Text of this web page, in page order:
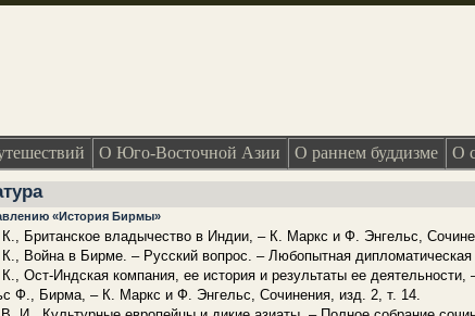
О Юго-Восточной Азии О раннем буддизме О
«История Бирмы»
Британское владычество в Индии, – К. Маркс и Ф. Энгельс,
Война в Бирме. – Русский вопрос. – Любопытная
Ост-Индская компания, ее история и результаты ее
Ф., Бирма, – К. Маркс и Ф. Энгельс, Сочинения, изд. 2, т. 14.